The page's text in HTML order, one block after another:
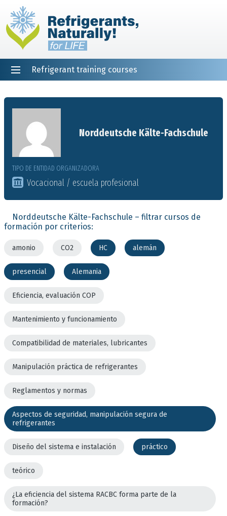
Refrigerant training courses
Norddeutsche Kälte-Fachschule
TIPO DE ENTIDAD ORGANIZADORA
Vocacional / escuela profesional
Norddeutsche Kälte-Fachschule – filtrar cursos de
formación por criterios:
amonio CO2 HC alemán
presencial Alemania
Eficiencia, evaluación COP
Mantenimiento y funcionamiento
Compatibilidad de materiales, lubricantes
Manipulación práctica de refrigerantes
Reglamentos y normas
Aspectos de seguridad, manipulación segura de
refrigerantes
Diseño del sistema e instalación práctico
teórico
¿La eficiencia del sistema RACBC forma parte de la
formación?